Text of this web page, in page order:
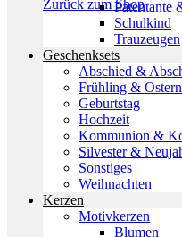
Zurück zum ShopPatentante
Schulkind
Trauzeugen
Geschenksets
Abschied &
Frühling & Ostern
Geburtstag
Hochzeit
Kommunion &
Silvester &
Sonstiges
Weihnachten
Kerzen
Motivkerzen
Blumen